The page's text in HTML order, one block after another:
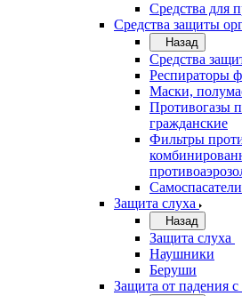
Средства для
Средства защиты
Назад
Средства
Респираторы
Маски,
Противогазы
гражданские
Фильтры
Самоспасатели
Защита слуха
Назад
Защита слуха
Наушники
Беруши
Защита от падения